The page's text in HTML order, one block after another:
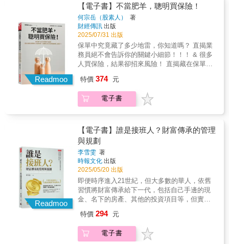
明顯出了問題。作者指出主要原因為以下四
點： & （1）買保險，保障項目要愈多愈好。
沒有錯！但是每月保費可能太高而影響基本的
生活品質。 （2）買保險，要保障兼投資，一
舉兩得。 保障兼投資？絕對是保障成份減少
（理賠時方恨少），投資也未必賺錢，而有虧
損本金的風險。 （3）買保險，到期未理賠
時，要領回保費。 如果是儲蓄壽險，到期尚可
領回比總繳保費稍多的錢（不考慮通膨率），
險，則必然領不回總繳保費。 （4）繳費20
年、保障終身最划算。 羊毛出在羊身上，保險
公司只不過將保障至110歲的保費，要你在20年
內付清而已。 & 此四項觀念並非完全錯誤，而
是有時候正確；但就因為這四項多數人的買保
險觀，保險 公司才會投大眾所好，設計許多高
保費、低保障的①終身型、②還本型、③投資
型、④類全委型及⑤附保證型等保險商品來賺
客戶的錢。 其中終身型保單比較貴的可能原因
之一是：「目前台灣人平均壽命是80.9歲（男
77.7歲、女84.2歲），壽險業的第六回「經驗
生命表」，是男81.11歲、女86.64歲（2021／7
歲、105歲或110歲年齡來計算保費」。所以，
對相同保障而言，終身型壽險的保費，可能是
10年期壽險的20倍以上。 & 本書作者在分析台
Readmoo
【電子書】不當肥羊，聰明買保險！
何宗岳（股素人）
著
財經傳訊 出版
2025/07/31 出版
保單中究竟藏了多少地雷，你知道嗎？ 直揭業
務員絕不會告訴你的關鍵小細節！！！ & 很多
人買保險，結果卻招來風險！ 直揭藏在保單中
一，但是只有53%的民眾買到足額的保障。 所
以許多台灣民眾，浪費了錢，影響財富的累
積， 真的遇到意外，卻又沒足夠的保障。 為了
明顯出了問題。作者指出主要原因為以下四
點： & （1）買保險，保障項目要愈多愈好。
沒有錯！但是每月保費可能太高而影響基本的
生活品質。 （2）買保險，要保障兼投資，一
舉兩得。 保障兼投資？絕對是保障成份減少
（理賠時方恨少），投資也未必賺錢，而有虧
損本金的風險。 （3）買保險，到期未理賠
時，要領回保費。 如果是儲蓄壽險，到期尚可
領回比總繳保費稍多的錢（不考慮通膨率），
但是，如果附加一大堆的附約，或終身醫療
年、保障終身最划算。 羊毛出在羊身上，保險
公司只不過將保障至110歲的保費，要你在20年
特價 374 元
電子書
Readmoo
【電子書】誰是接班人？財富傳承的管理
與規劃
李雪雯 著
時報文化 出版
2025/05/20 出版
即便時序進入21世紀，但大多數的華人，依舊
習慣將財富傳承給下一代，包括自己手邊的現
金、名下的房產、其他的投資項目等，但實際
然而，提前妥善規劃財富傳承計劃，才是有效
避免遺產分配不均、子女無力支付遺產稅，進
而難以繼承遺產等問題。
特價 294 元
電子書